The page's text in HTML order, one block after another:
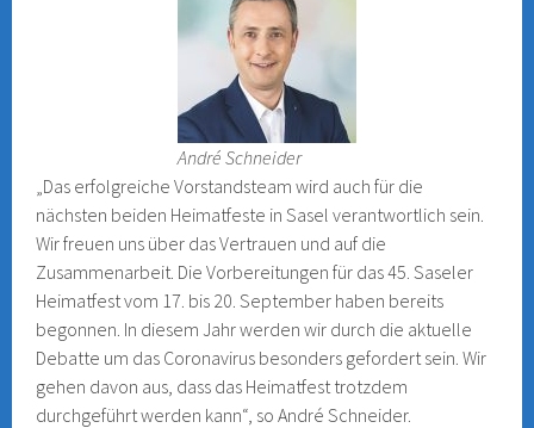
André Schneider
„Das erfolgreiche Vorstandsteam wird auch für die
nächsten beiden Heimatfeste in Sasel verantwortlich sein.
Wir freuen uns über das Vertrauen und auf die
Zusammenarbeit. Die Vorbereitungen für das 45. Saseler
Heimatfest vom 17. bis 20. September haben bereits
begonnen. In diesem Jahr werden wir durch die aktuelle
Debatte um das Coronavirus besonders gefordert sein. Wir
gehen davon aus, dass das Heimatfest trotzdem
durchgeführt werden kann“, so André Schneider.